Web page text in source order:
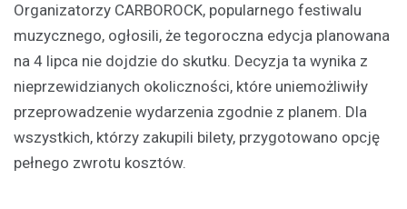
Organizatorzy CARBOROCK, popularnego festiwalu
muzycznego, ogłosili, że tegoroczna edycja planowana
na 4 lipca nie dojdzie do skutku. Decyzja ta wynika z
nieprzewidzianych okoliczności, które uniemożliwiły
przeprowadzenie wydarzenia zgodnie z planem. Dla
wszystkich, którzy zakupili bilety, przygotowano opcję
pełnego zwrotu kosztów.